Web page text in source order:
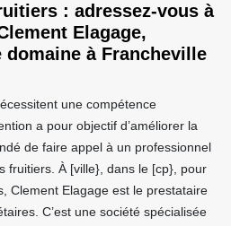
: adressez-vous à
Elagage,
à Francheville
une compétence
a pour objectif d’améliorer la
de faire appel à un professionnel
fruitiers. À [ville}, dans le [cp}, pour
Clement Elagage est le prestataire
C’est une société spécialisée